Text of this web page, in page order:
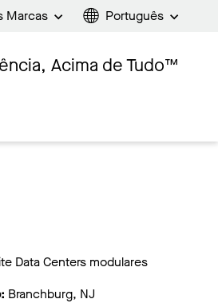
Marcas Português
Acima de Tudo™
Data Centers modulares
Branchburg, NJ